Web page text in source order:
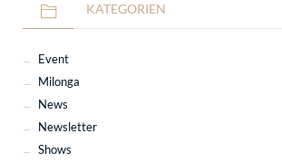
KATEGORIEN
Event
Milonga
News
Newsletter
Shows